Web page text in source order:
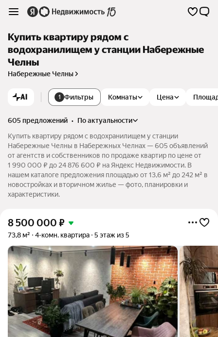
Купить квартиру рядом с
водохранилищем у станции Набережные
Челны
Набережные Челны
AI 1 Фильтры Комнаты Цена
605 предложений •
по актуальности
Купить квартиру рядом с водохранилищем у станции
Набережные Челны в Набережных Челнах — 605 объявлений
от агентств и собственников по продаже квартир по цене от
1 990 000 ₽ до 24 876 600 ₽ на Яндекс Недвижимости. В
нашем каталоге предложения площадью от 13,6 м² до 242 м² в
новостройках и вторичном жилье — фото, планировки и
характеристики.
8 500 000 ₽
73,8 м² 4-комн. квартира 5 этаж из 5